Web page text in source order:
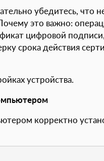
убедитесь, что
это важно:
цифровой
срока действия
устройства.
корректно